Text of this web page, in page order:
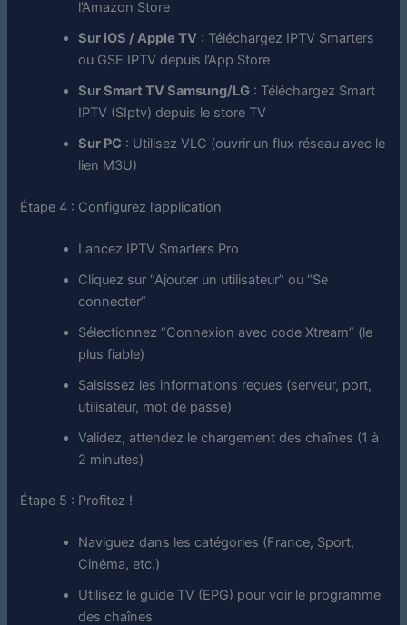
l’Amazon Store
Sur iOS / Apple TV : Téléchargez IPTV Smarters
ou GSE IPTV depuis l’App Store
Sur Smart TV Samsung/LG : Téléchargez Smart
IPTV (SIptv) depuis le store TV
Sur PC : Utilisez VLC (ouvrir un flux réseau avec le
lien M3U)
Étape 4 : Configurez l’application
Lancez IPTV Smarters Pro
Cliquez sur “Ajouter un utilisateur” ou “Se
connecter”
Sélectionnez “Connexion avec code Xtream” (le
plus fiable)
Saisissez les informations reçues (serveur, port,
utilisateur, mot de passe)
Validez, attendez le chargement des chaînes (1 à
2 minutes)
Étape 5 : Profitez !
Naviguez dans les catégories (France, Sport,
Cinéma, etc.)
Utilisez le guide TV (EPG) pour voir le programme
des chaînes